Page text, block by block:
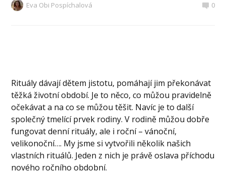
Eva Obi Pospíchalová 0
Rituály dávají dětem jistotu, pomáhají jim překonávat
těžká životní období. Je to něco, co můžou pravidelně
očekávat a na co se můžou těšit. Navíc je to další
společný tmelící prvek rodiny. V rodině můžou dobře
fungovat denní rituály, ale i roční – vánoční,
velikonoční…. My jsme si vytvořili několik našich
vlastních rituálů. Jeden z nich je právě oslava příchodu
nového ročního obdobní.